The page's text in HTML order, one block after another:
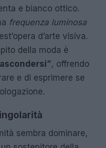
e bianco ottico.
frequenza luminosa
d’arte visiva.
della moda è
, offrendo
e di esprimere se
sembra dominare,